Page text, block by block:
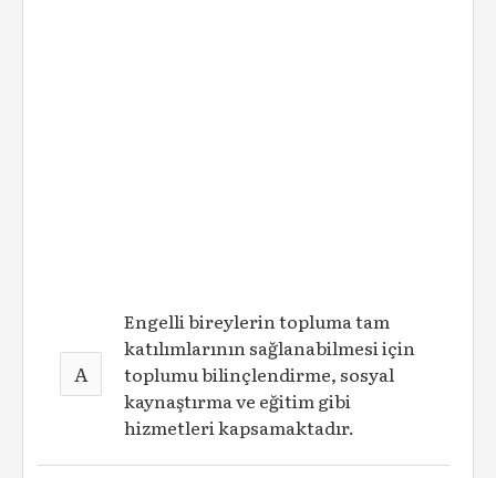
A
Engelli bireylerin topluma tam
katılımlarının sağlanabilmesi için
toplumu bilinçlendirme, sosyal
kaynaştırma ve eğitim gibi
hizmetleri kapsamaktadır.